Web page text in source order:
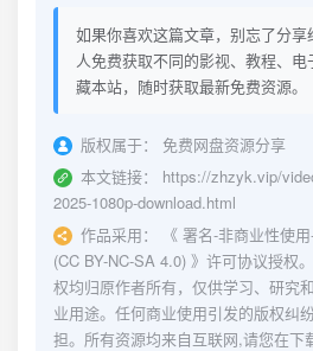
如果你喜欢这篇文章，别忘了分
人免费获取不同的影视、教程、
藏本站，随时获取最新免费资源。
版权属于：
免费网盘资源分享
本文链接：
https://zhzyk.vip/
2025-1080p-download.html
作品采用：
《 署名-非商业性使
(CC BY-NC-SA 4.0) 》许可协议授权
权均归原作者所有，仅供学习、研究
业用途。任何商业使用引发的版权纠
担。所有资源均来自互联网,请您在下